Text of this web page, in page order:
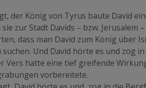
der König von Tyrus baute David
zur Stadt Davids – bzw. Jerusalem
dass man David zum König über
suchen. Und David hörte es und zog
Vers hatte eine tief greifende
vorbereitete.